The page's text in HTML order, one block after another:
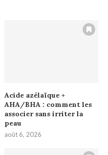
Acide azélaïque +
AHA/BHA : comment les
associer sans irriter la
peau
août 6, 2026